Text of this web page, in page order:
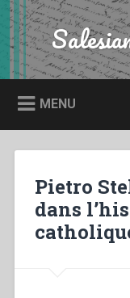
Skip
to
content
Search
MENU
Pietro
dans